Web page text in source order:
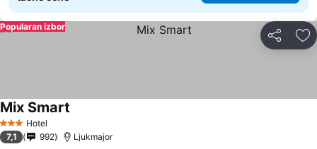
Deli
Popularan izbor
3 Zvezdice
Hotel
Mix Smart
7,1 992 Ljukmajor